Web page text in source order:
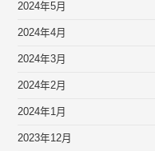
2024年5月
2024年4月
2024年3月
2024年2月
2024年1月
2023年12月